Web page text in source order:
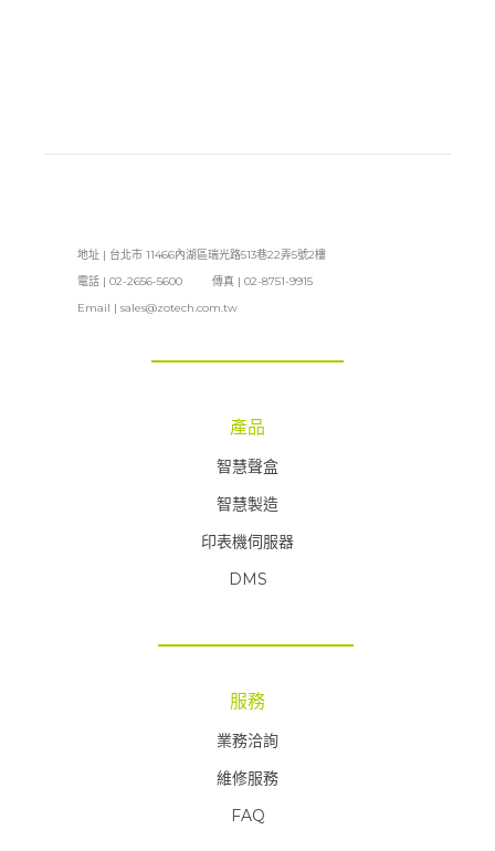
地址 | 台北市 11466內湖區瑞光路513巷22弄5號2樓
電話 | 02-2656-5600 傳真 | 02-8751-9915
Email | sales@zotech.com.tw
產品
智慧聲盒
智慧製造
印表機伺服器
DMS
服務
業務洽詢
維修服務
FAQ